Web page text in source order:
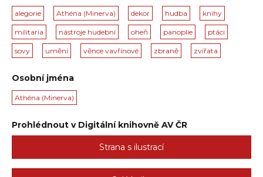
alegorie Athéna (Minerva) dekor hudba knihy
militaria nástroje hudební oheň panoplie ptáci
sovy umění věnce vavřínové zbraně zvířata
Osobní jména
Athéna (Minerva)
Prohlédnout v Digitální knihovně AV ČR
Strana s ilustrací